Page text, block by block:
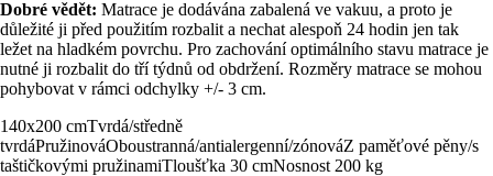
Dobré vědět: Matrace je dodávána zabalená ve vakuu, a proto je
důležité ji před použitím rozbalit a nechat alespoň 24 hodin jen tak
ležet na hladkém povrchu. Pro zachování optimálního stavu matrace je
nutné ji rozbalit do tří týdnů od obdržení. Rozměry matrace se mohou
pohybovat v rámci odchylky +/- 3 cm.
140x200 cmTvrdá/středně
tvrdáPružinováOboustranná/antialergenní/zónováZ paměťové pěny/s
taštičkovými pružinamiTloušťka 30 cmNosnost 200 kg